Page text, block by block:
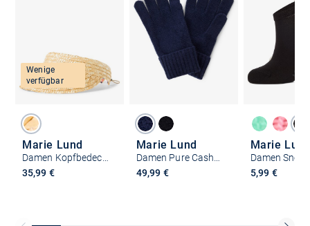
Wenige
verfügbar
Marie Lund
35,99 €
Marie Lund
49,99 €
Marie
5,99 €